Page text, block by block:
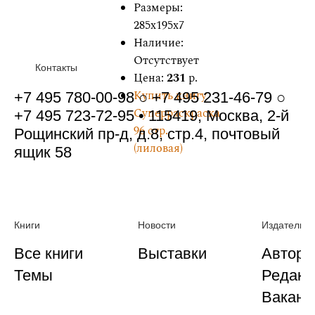
Размеры:
285x195x7
Наличие:
Отсутствует
Цена: 231 р.
Купить книгу
Суперраскраска
96 стр.
(лиловая)
Контакты
+7 495 780-00-98 ○ +7 495 231-46-79 ○
+7 495 723-72-95 • 115419, Москва, 2-й
Рощинский пр-д, д.8, стр.4, почтовый
ящик 58
Книги
Все книги
Темы
Новости
Выставки